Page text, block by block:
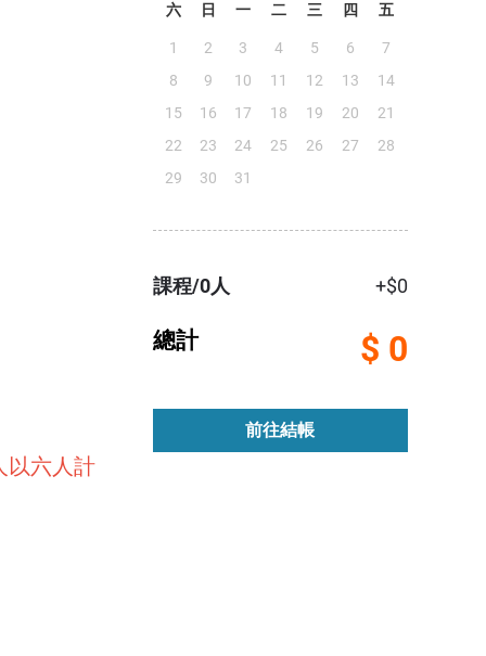
以六人計
六 日 一 二 三 四 五
1 2 3 4 5 6
7
8
9 10 11 12 13
14
15
16 17 18 19 20
21
22
23 24 25 26 27
28
29
30 31
課程/0人 +$0
總計 $ 0
前往結帳